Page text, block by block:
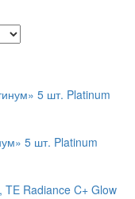
5 шт. Platinum